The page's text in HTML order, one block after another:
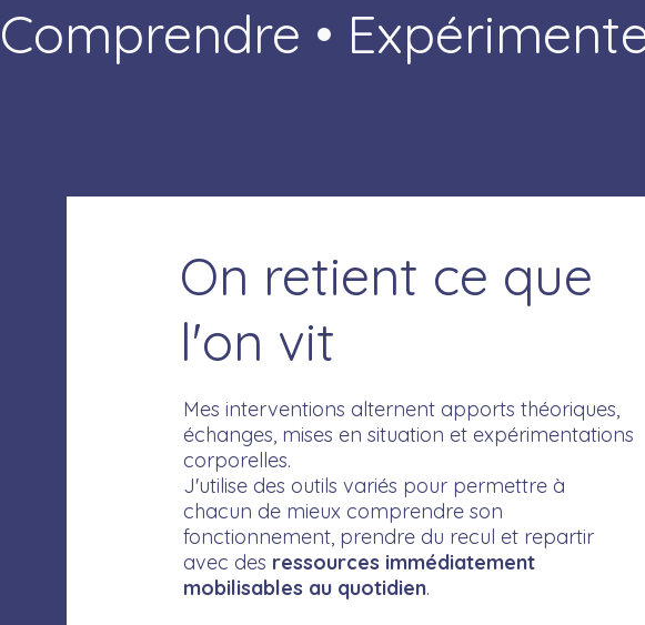
Comprendre •
On retient ce que
l'on vit
Mes interventions alternent apports théoriques,
échanges, mises en situation et expérimentations
corporelles.
J'utilise des outils variés pour permettre à
chacun de mieux comprendre son
fonctionnement, prendre du recul et repartir
avec des ressources immédiatement
mobilisables au quotidien.